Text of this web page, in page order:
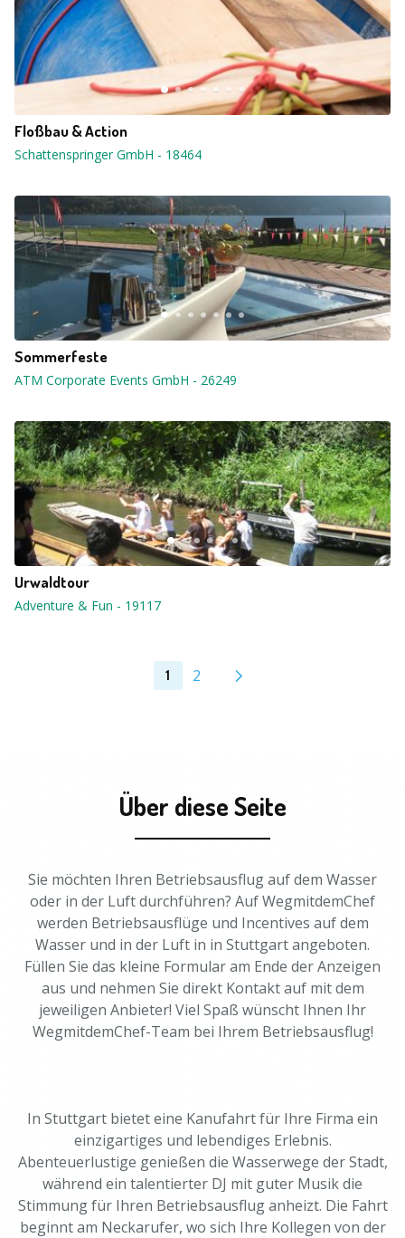
Floßbau & Action
Schattenspringer GmbH - 18464
Sommerfeste
ATM Corporate Events GmbH - 26249
Urwaldtour
Adventure & Fun - 19117
1 2
Über diese Seite
Sie möchten Ihren Betriebsausflug auf dem Wasser
oder in der Luft durchführen? Auf WegmitdemChef
werden Betriebsausflüge und Incentives auf dem
Wasser und in der Luft in in Stuttgart angeboten.
Füllen Sie das kleine Formular am Ende der Anzeigen
aus und nehmen Sie direkt Kontakt auf mit dem
jeweiligen Anbieter! Viel Spaß wünscht Ihnen Ihr
WegmitdemChef-Team bei Ihrem Betriebsausflug!
In Stuttgart bietet eine Kanufahrt für Ihre Firma ein
einzigartiges und lebendiges Erlebnis.
Abenteuerlustige genießen die Wasserwege der Stadt,
während ein talentierter DJ mit guter Musik die
Stimmung für Ihren Betriebsausflug anheizt. Die Fahrt
beginnt am Neckarufer, wo sich Ihre Kollegen von der